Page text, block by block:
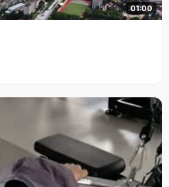
01:00